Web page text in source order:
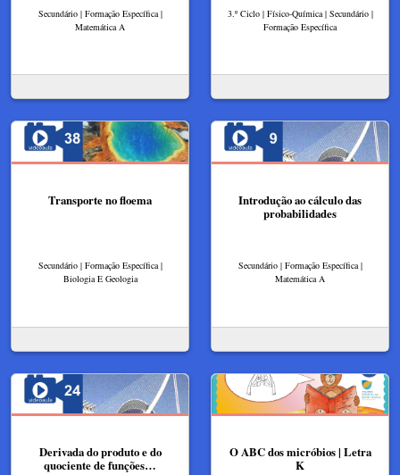
Secundário | Formação Específica |
Matemática A
3.º Ciclo | Físico-Química | Secundário |
Formação Específica
Transporte no floema
Secundário | Formação Específica |
Biologia E Geologia
Introdução ao cálculo das
probabilidades
Secundário | Formação Específica |
Matemática A
Derivada do produto e do
quociente de funções…
O ABC dos micróbios | Letra
K